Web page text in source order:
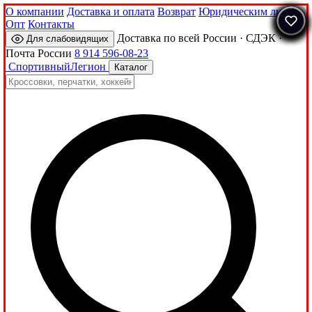
О компании Доставка и оплата Возврат Юридическим лицам
Опт Контакты
Для слабовидящих
Доставка по всей России · СДЭК ·
Почта России 8 914 596-08-23
СпортивныйЛегион Каталог